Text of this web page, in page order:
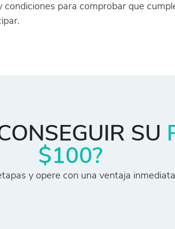
condiciones para comprobar que
SU
$100?
y opere con una ventaja